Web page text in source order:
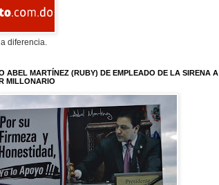
diferencia.
ABEL MARTÍNEZ (RUBY) DE EMPLEADO DE LA SIRENA A
MILLONARIO